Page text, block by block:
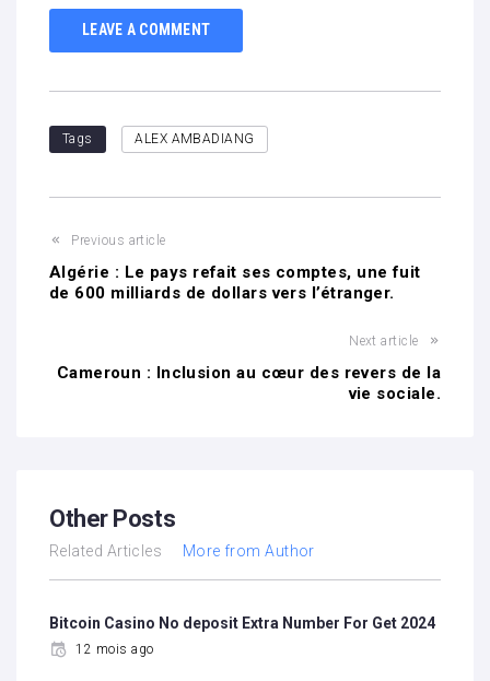
LEAVE A COMMENT
Tags ALEX AMBADIANG
Previous article
Algérie : Le pays refait ses comptes, une fuit
de 600 milliards de dollars vers l’étranger.
Next article
Cameroun : Inclusion au cœur des revers de la
vie sociale.
Other Posts
Related Articles More from Author
Bitcoin Casino No deposit Extra Number For Get 2024
12 mois ago